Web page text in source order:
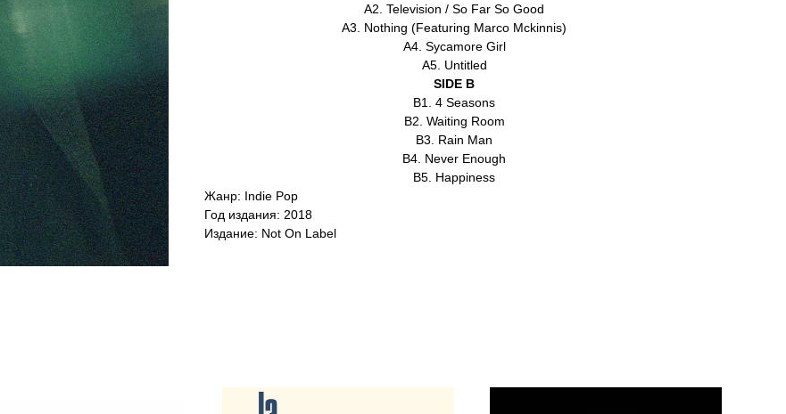
A2. Television / So Far So Good
A3. Nothing (Featuring Marco Mckinnis)
A4. Sycamore Girl
A5. Untitled
SIDE B
B1. 4 Seasons
B2. Waiting Room
B3. Rain Man
B4. Never Enough
B5. Happiness
Жанр: Indie Pop
Год издания: 2018
Издание: Not On Label